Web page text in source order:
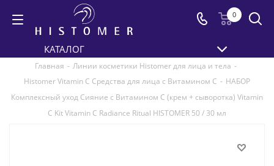
0
КАТАЛОГ
Главная - Линии косметики Histomer для лица и тела -
Histomer Vitamin C Средства для лица с Витамином C - НАБОР
Комплексный уход Сияние с Витамином С (крем + сыворотка) Vitamin
C Kit Vitamin C Radiance Ritual HISTOMER 50 / 30 мл